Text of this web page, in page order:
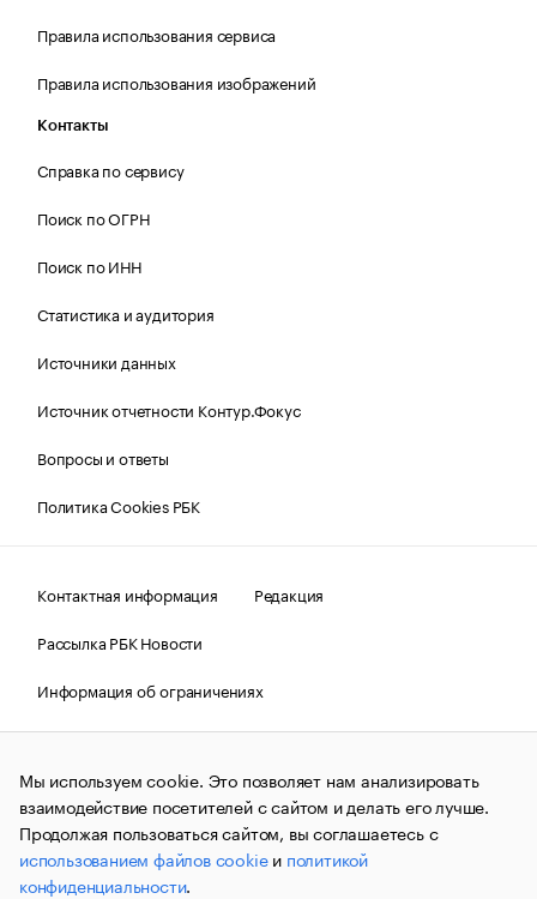
Правила использования сервиса
Правила использования изображений
Контакты
Справка по сервису
Поиск по ОГРН
Поиск по ИНН
Статистика и аудитория
Источники данных
Источник отчетности Контур.Фокус
Вопросы и ответы
Политика Cookies РБК
Контактная информация
Редакция
Рассылка РБК Новости
Информация об ограничениях
Правовая информация
О соблюдении авторских прав
© АО «РОСБИЗНЕСКОНСАЛТИНГ»,1995–2026.Сообщения
и материалы информационного агентства «РБК»
(зарегистрировано Федеральной службой по надзору в сфере
связи, информационных технологий и массовых
коммуникаций (Роскомнадзор) 09.12.2015 за номером ИА
№ФС77-63848) сопровождаются пометкой «РБК». Отдельные
Мы используем cookie. Это позволяет нам анализировать
взаимодействие посетителей с сайтом и делать его лучше.
Продолжая пользоваться сайтом, вы соглашаетесь с
использованием файлов cookieи политикой
конфиденциальности.